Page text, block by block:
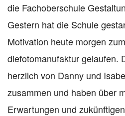
die Fachoberschule
Gestern hat die Schule
Motivation heute morgen
diefotomanufaktur gelaufen.
herzlich von Danny und
zusammen und haben über
Erwartungen und